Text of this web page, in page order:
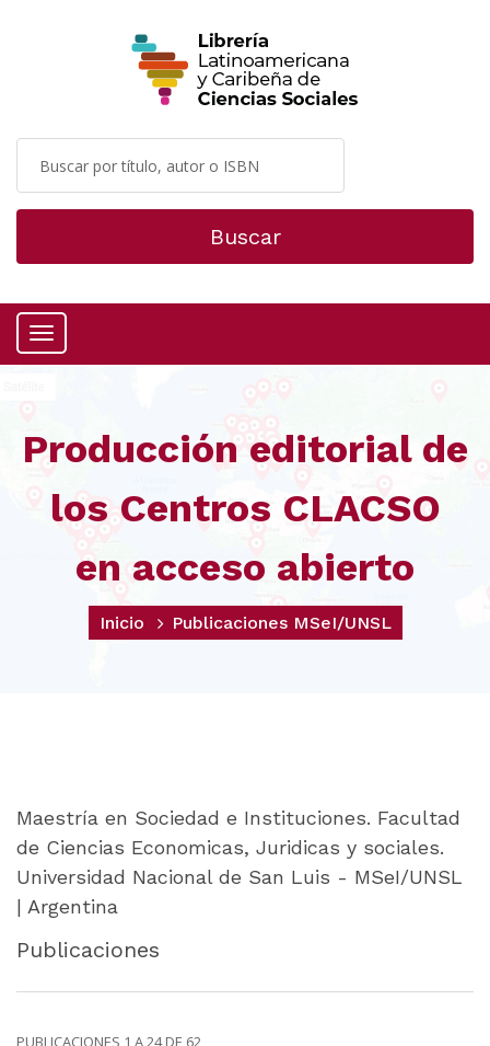
Buscar
Menú
Producción editorial de
los Centros CLACSO
en acceso abierto
Inicio Publicaciones MSeI/UNSL
Maestría en Sociedad e Instituciones. Facultad
de Ciencias Economicas, Juridicas y sociales.
Universidad Nacional de San Luis - MSeI/UNSL
| Argentina
Publicaciones
PUBLICACIONES 1 A 24 DE 62